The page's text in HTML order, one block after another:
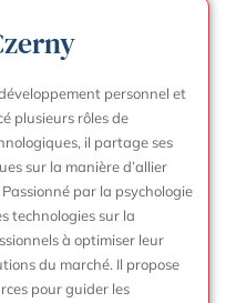
personnel et
plusieurs rôles de
il partage ses
sur la manière d’allier
par la psychologie
technologies sur la
à optimiser leur
du marché. Il propose
pour guider les